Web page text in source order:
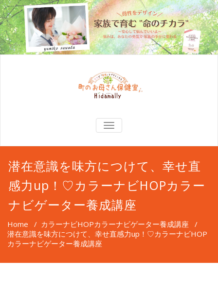
TOGGLE
NAVIGATION
潜在意識を味方につけて、幸せ直
感力up！♡カラーナビHOPカラー
ナビゲーター養成講座
Home / カラーナビHOPカラーナビゲーター養成講座 /
潜在意識を味方につけて、幸せ直感力up！♡カラーナビHOP
カラーナビゲーター養成講座